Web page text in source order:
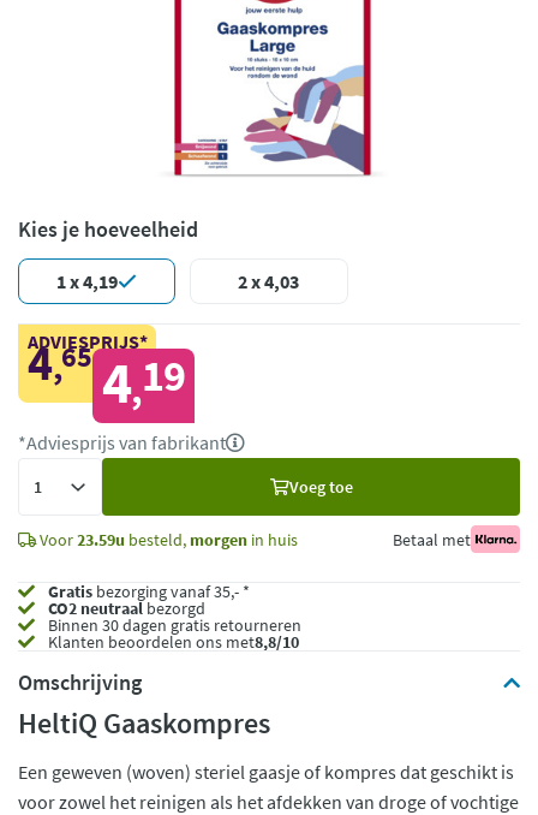
Kies je hoeveelheid
1 x 4,19 2 x 4,03
ADVIESPRIJS*
4,65 4,19
*Adviesprijs van fabrikant
Voeg toe
Voor23.59u besteld, morgen in huis Betaal met
Gratis bezorging vanaf 35,- *
CO2 neutraalbezorgd
Binnen 30 dagen gratis retourneren
Klanten beoordelen ons met8,8/10
Omschrijving
HeltiQ Gaaskompres
Een geweven (woven) steriel gaasje of kompres dat geschikt is
voor zowel het reinigen als het afdekken van droge of vochtige